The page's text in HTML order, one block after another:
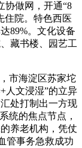
协做网，开通“8
住院。特色西医
89%。文化设备
藏书楼、园艺工
市海淀区苏家坨
人文浸湿”的立异
处打制出一方现
统的焦点节点，
养老机构，凭仗
管事务急救成功